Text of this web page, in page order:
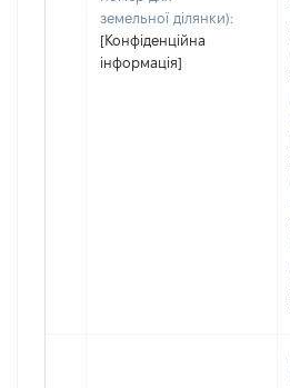
земельної ділянки):
[Конфіденційна
інформація]